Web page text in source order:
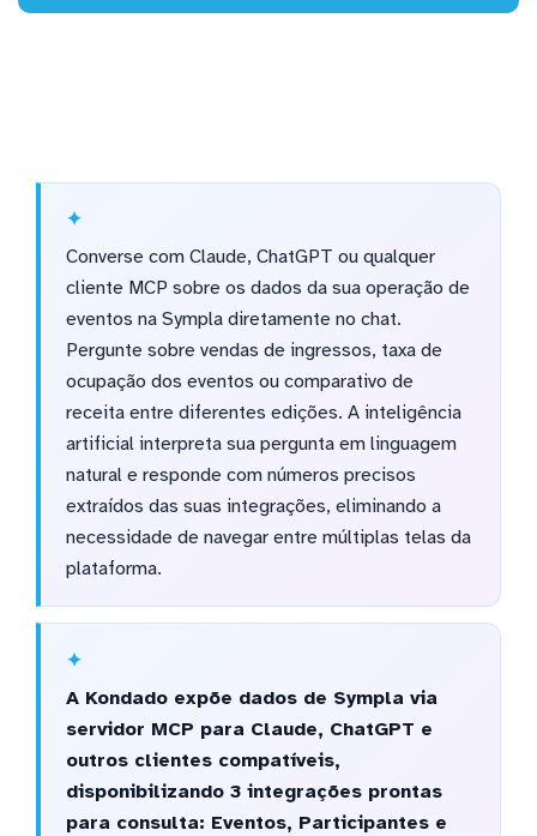
Converse com Claude, ChatGPT ou qualquer
cliente MCP sobre os dados da sua operação de
eventos na Sympla diretamente no chat.
Pergunte sobre vendas de ingressos, taxa de
ocupação dos eventos ou comparativo de
receita entre diferentes edições. A inteligência
artificial interpreta sua pergunta em linguagem
natural e responde com números precisos
extraídos das suas integrações, eliminando a
necessidade de navegar entre múltiplas telas da
plataforma.
A Kondado expõe dados de Sympla via
servidor MCP para Claude, ChatGPT e
outros clientes compatíveis,
disponibilizando 3 integrações prontas
para consulta: Eventos, Participantes e